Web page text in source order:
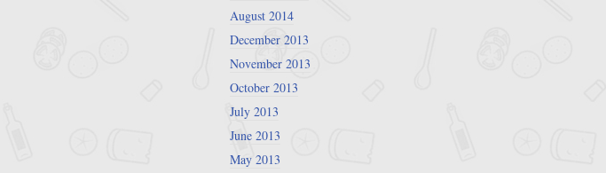
August 2014
December 2013
November 2013
October 2013
July 2013
June 2013
May 2013